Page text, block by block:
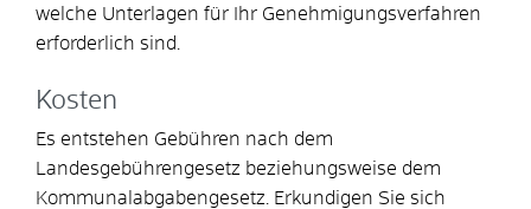
welche Unterlagen für Ihr Genehmigungsverfahren
erforderlich sind.
Kosten
Es entstehen Gebühren nach dem
Landesgebührengesetz beziehungsweise dem
Kommunalabgabengesetz. Erkundigen Sie sich